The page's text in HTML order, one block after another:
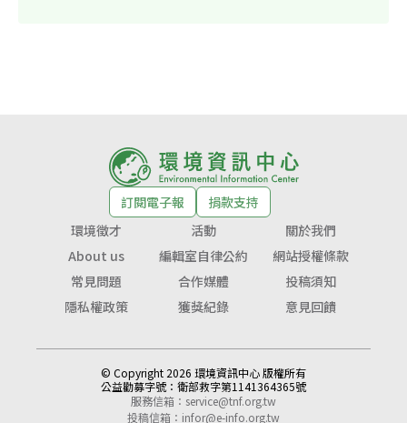
訂閱電子報
捐款支持
環境徵才
活動
關於我們
About us
編輯室自律公約
網站授權條款
常見問題
合作媒體
投稿須知
隱私權政策
獲獎紀錄 意見回饋
© Copyright 2026 環境資訊中心 版權所有
公益勸募字號： 衛部救字第1141364365號
服務信箱： service@tnf.org.tw
投稿信箱： infor@e-info.org.tw